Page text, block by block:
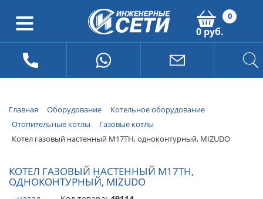
0
0 руб.
Главная Оборудование
Котельное оборудование
Отопительные котлы
Газовые котлы
Котел газовый настенный M17ТH, одноконтурный, MIZUDO
КОТЕЛ ГАЗОВЫЙ НАСТЕННЫЙ M17ТH,
ОДНОКОНТУРНЫЙ, MIZUDO